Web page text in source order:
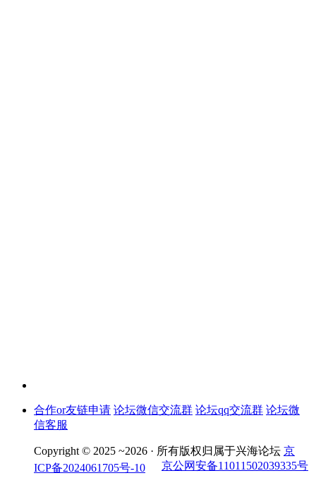
合作or友链申请 论坛微信交流群 论坛qq交流群 论坛微
信客服
Copyright © 2025 ~2026 · 所有版权归属于兴海论坛 京
ICP备2024061705号-10
京公网安备11011502039335号